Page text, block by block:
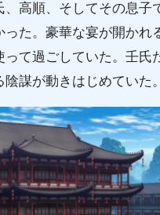
、高順、そしてその息子
った。豪華な宴が開かれ
って過ごしていた。壬氏
謀が動きはじめていた。